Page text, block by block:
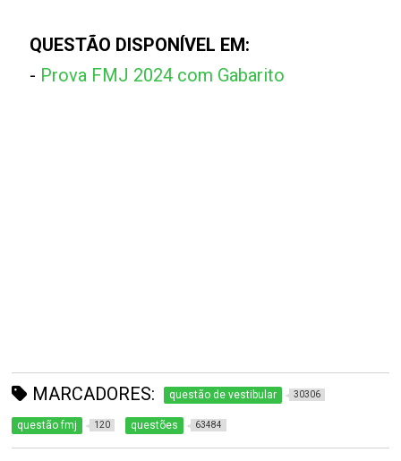
QUESTÃO DISPONÍVEL EM:
- Prova FMJ 2024 com Gabarito
MARCADORES: questão de vestibular 30306
questão fmj 120 questões 63484